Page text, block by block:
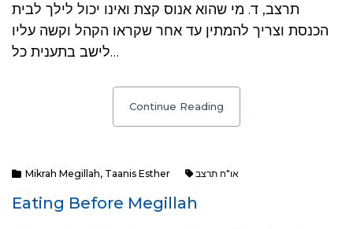
תרצב, ד. מי שהוא אנוס קצת ואינו יכול לילך לבית
הכנסת וצריך להמתין עד אחר שקראו הקהל וקשה עליו
לישב בתענית כל…
Continue Reading
Mikrah Megillah, Taanis Esther או"ח תרצב
Eating Before Megillah